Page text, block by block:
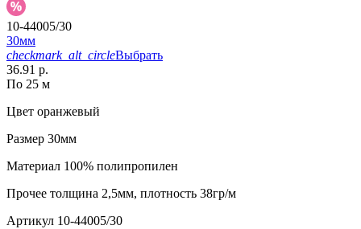
10-44005/30
30мм
checkmark_alt_circleВыбрать
36.91 р.
По 25 м
Цвет оранжевый
Размер 30мм
Материал 100% полипропилен
Прочее толщина 2,5мм, плотность 38гр/м
Артикул 10-44005/30